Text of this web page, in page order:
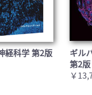
経科学 第2版
ギル
第2版
￥